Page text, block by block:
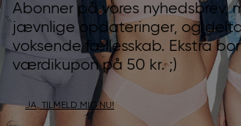
Abonner på vores nyhedsbrev,
jævnlige opdateringer, og
voksende fællesskab. Ekstra
værdikupon på 50 kr. ;)
JA, TILMELD MIG NU!